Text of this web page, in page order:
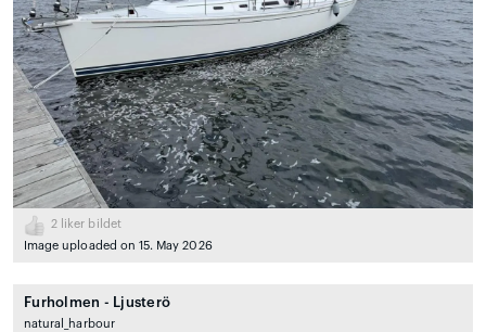
2 liker bildet
Image uploaded on 15. May 2026
Furholmen - Ljusterö
natural_harbour